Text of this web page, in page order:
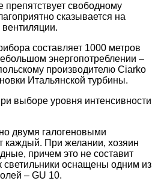
препятствует свободному
сказывается на
вентиляции.
составляет 1000 метров
энергопотреблении –
производителю Ciarko
Итальянской турбины.
выборе уровня интенсивности
двумя галогеновыми
каждый. При желании, хозяин
причем это не составит
светильники оснащены одним из
– GU 10.